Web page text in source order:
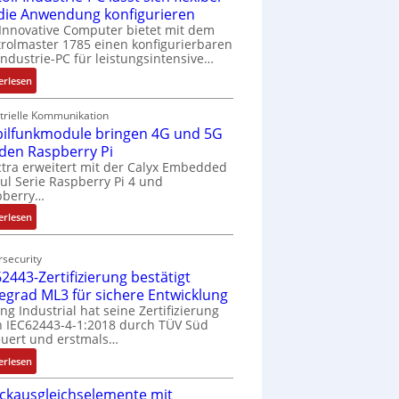
Anwendung konfigurieren
Computer bietet mit dem
1785 einen konfigurierbaren
PC für leistungsintensive…
:
1
9
-
Z
o
l
l
-
I
d
u
s
t
r
i
e
Kommunikation
bringen 4G und 5G
Raspberry Pi
erweitert mit der Calyx Embedded
Serie Raspberry Pi 4 und
:
M
b
i
l
f
u
n
k
Zertifizierung bestätigt
ML3 für sichere Entwicklung
Industrial hat seine Zertifizierung
IEC62443-4-1:2018 durch TÜV Süd
und erstmals…
:
I
E
mit